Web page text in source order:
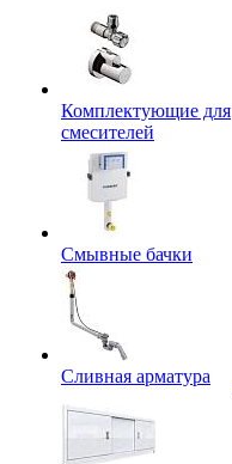
Комплектующие для
смесителей
Смывные бачки
Сливная арматура